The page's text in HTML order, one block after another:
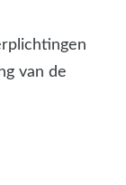
van de